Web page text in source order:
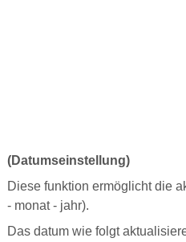
(Datumseinstellung)
Diese funktion ermöglicht die
- monat - jahr).
Das datum wie folgt